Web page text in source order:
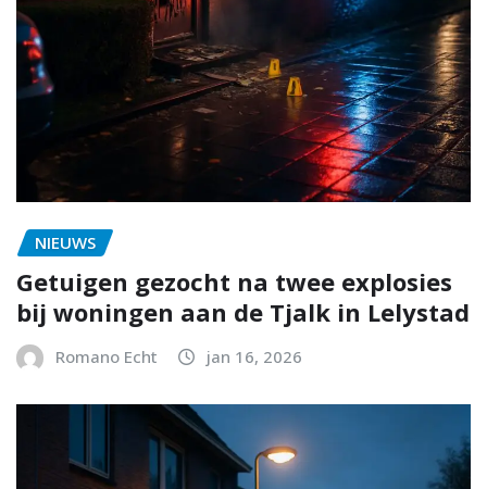
NIEUWS
Getuigen gezocht na twee explosies
bij woningen aan de Tjalk in Lelystad
Romano Echt jan 16, 2026